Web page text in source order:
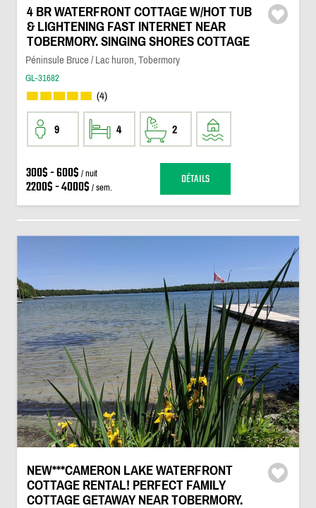
4 BR WATERFRONT COTTAGE W/HOT TUB
& LIGHTENING FAST INTERNET NEAR
TOBERMORY. SINGING SHORES COTTAGE
Péninsule Bruce / Lac huron, Tobermory
GL-31682
(4)
9 4 2
300$ - 600$ / nuit
2200$ - 4000$ / sem. DÉTAILS
NEW***CAMERON LAKE WATERFRONT
COTTAGE RENTAL! PERFECT FAMILY
COTTAGE GETAWAY NEAR TOBERMORY.